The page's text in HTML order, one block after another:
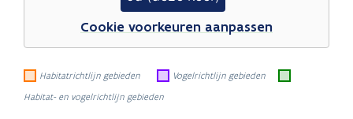
Cookie voorkeuren aanpassen
Habitatrichtlijn gebieden
Vogelrichtlijn gebieden
Habitat- en vogelrichtlijn gebieden